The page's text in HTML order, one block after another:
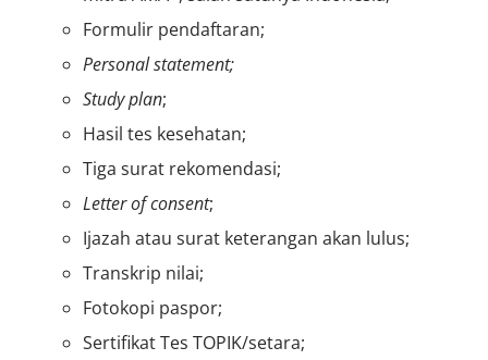
Formulir pendaftaran;
Personal statement;
Study plan;
Hasil tes kesehatan;
Tiga surat rekomendasi;
Letter of consent;
Ijazah atau surat keterangan akan lulus;
Transkrip nilai;
Fotokopi paspor;
Sertifikat Tes TOPIK/setara;